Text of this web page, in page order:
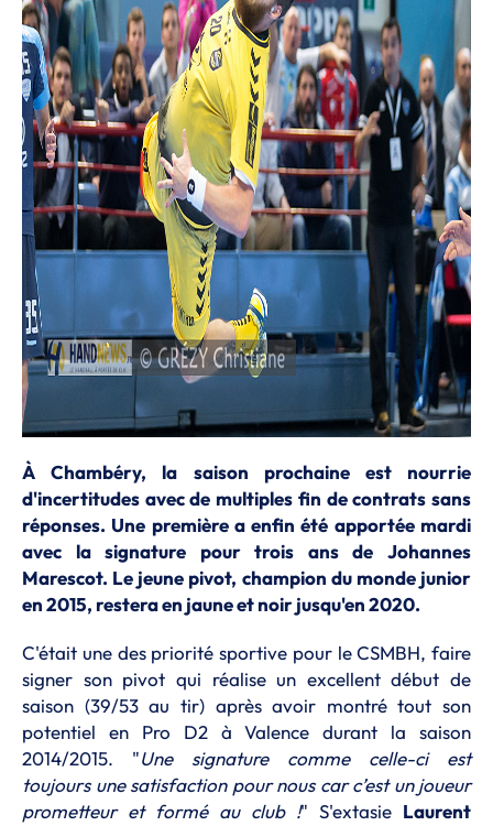
À Chambéry, la saison prochaine est nourrie
d'incertitudes avec de multiples fin de contrats sans
réponses. Une première a enfin été apportée mardi
avec la signature pour trois ans de Johannes
Marescot. Le jeune pivot, champion du monde junior
en 2015, restera en jaune et noir jusqu'en 2020.
C'était une des priorité sportive pour le CSMBH, faire
signer son pivot qui réalise un excellent début de
saison (39/53 au tir) après avoir montré tout son
potentiel en Pro D2 à Valence durant la saison
2014/2015. "Une signature comme celle-ci est
toujours une satisfaction pour nous car c’est un joueur
prometteur et formé au club !" S'extasie Laurent